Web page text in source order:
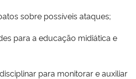
sobre possíveis ataques;
para a educação midiática e
para monitorar e auxiliar